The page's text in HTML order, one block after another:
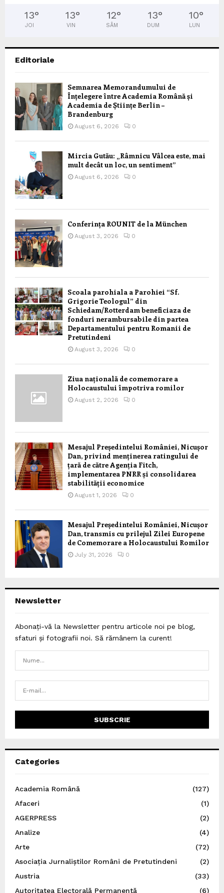
13°
JOI
13°
VIN
12°
SÂM
13°
DUM
10°
LUN
Editoriale
Semnarea Memorandumului de
Înțelegere între Academia Română și
Academia de Științe Berlin –
Brandenburg
August 6, 2026 0
Mircia Gutău: „Râmnicu Vâlcea este, mai
mult decât un loc, un sentiment”
August 6, 2026 0
Conferința ROUNIT de la München
August 3, 2026 0
Scoala parohiala a Parohiei “Sf.
Grigorie Teologul” din
Schiedam/Rotterdam beneficiaza de
fonduri nerambursabile din partea
Departamentului pentru Romanii de
Pretutindeni
August 3, 2026 0
Ziua națională de comemorare a
Holocaustului împotriva romilor
August 2, 2026 0
Mesajul Președintelui României, Nicușor
Dan, privind menținerea ratingului de
țară de către Agenția Fitch,
implementarea PNRR și consolidarea
stabilității economice
August 1, 2026 0
Mesajul Președintelui României, Nicușor
Dan, transmis cu prilejul Zilei Europene
de Comemorare a Holocaustului Romilor
July 31, 2026 0
Newsletter
Abonați-vă la Newsletter pentru articole noi pe blog,
sfaturi și fotografii noi. Să rămânem la curent!
Categories
Academia Română
(127)
Afaceri
(1)
AGERPRESS
(2)
Analize
(4)
Arte
(72)
Asociația Jurnaliștilor Români de Pretutindeni
(2)
Austria
(33)
Autoritatea Electorală Permanentă
(6)